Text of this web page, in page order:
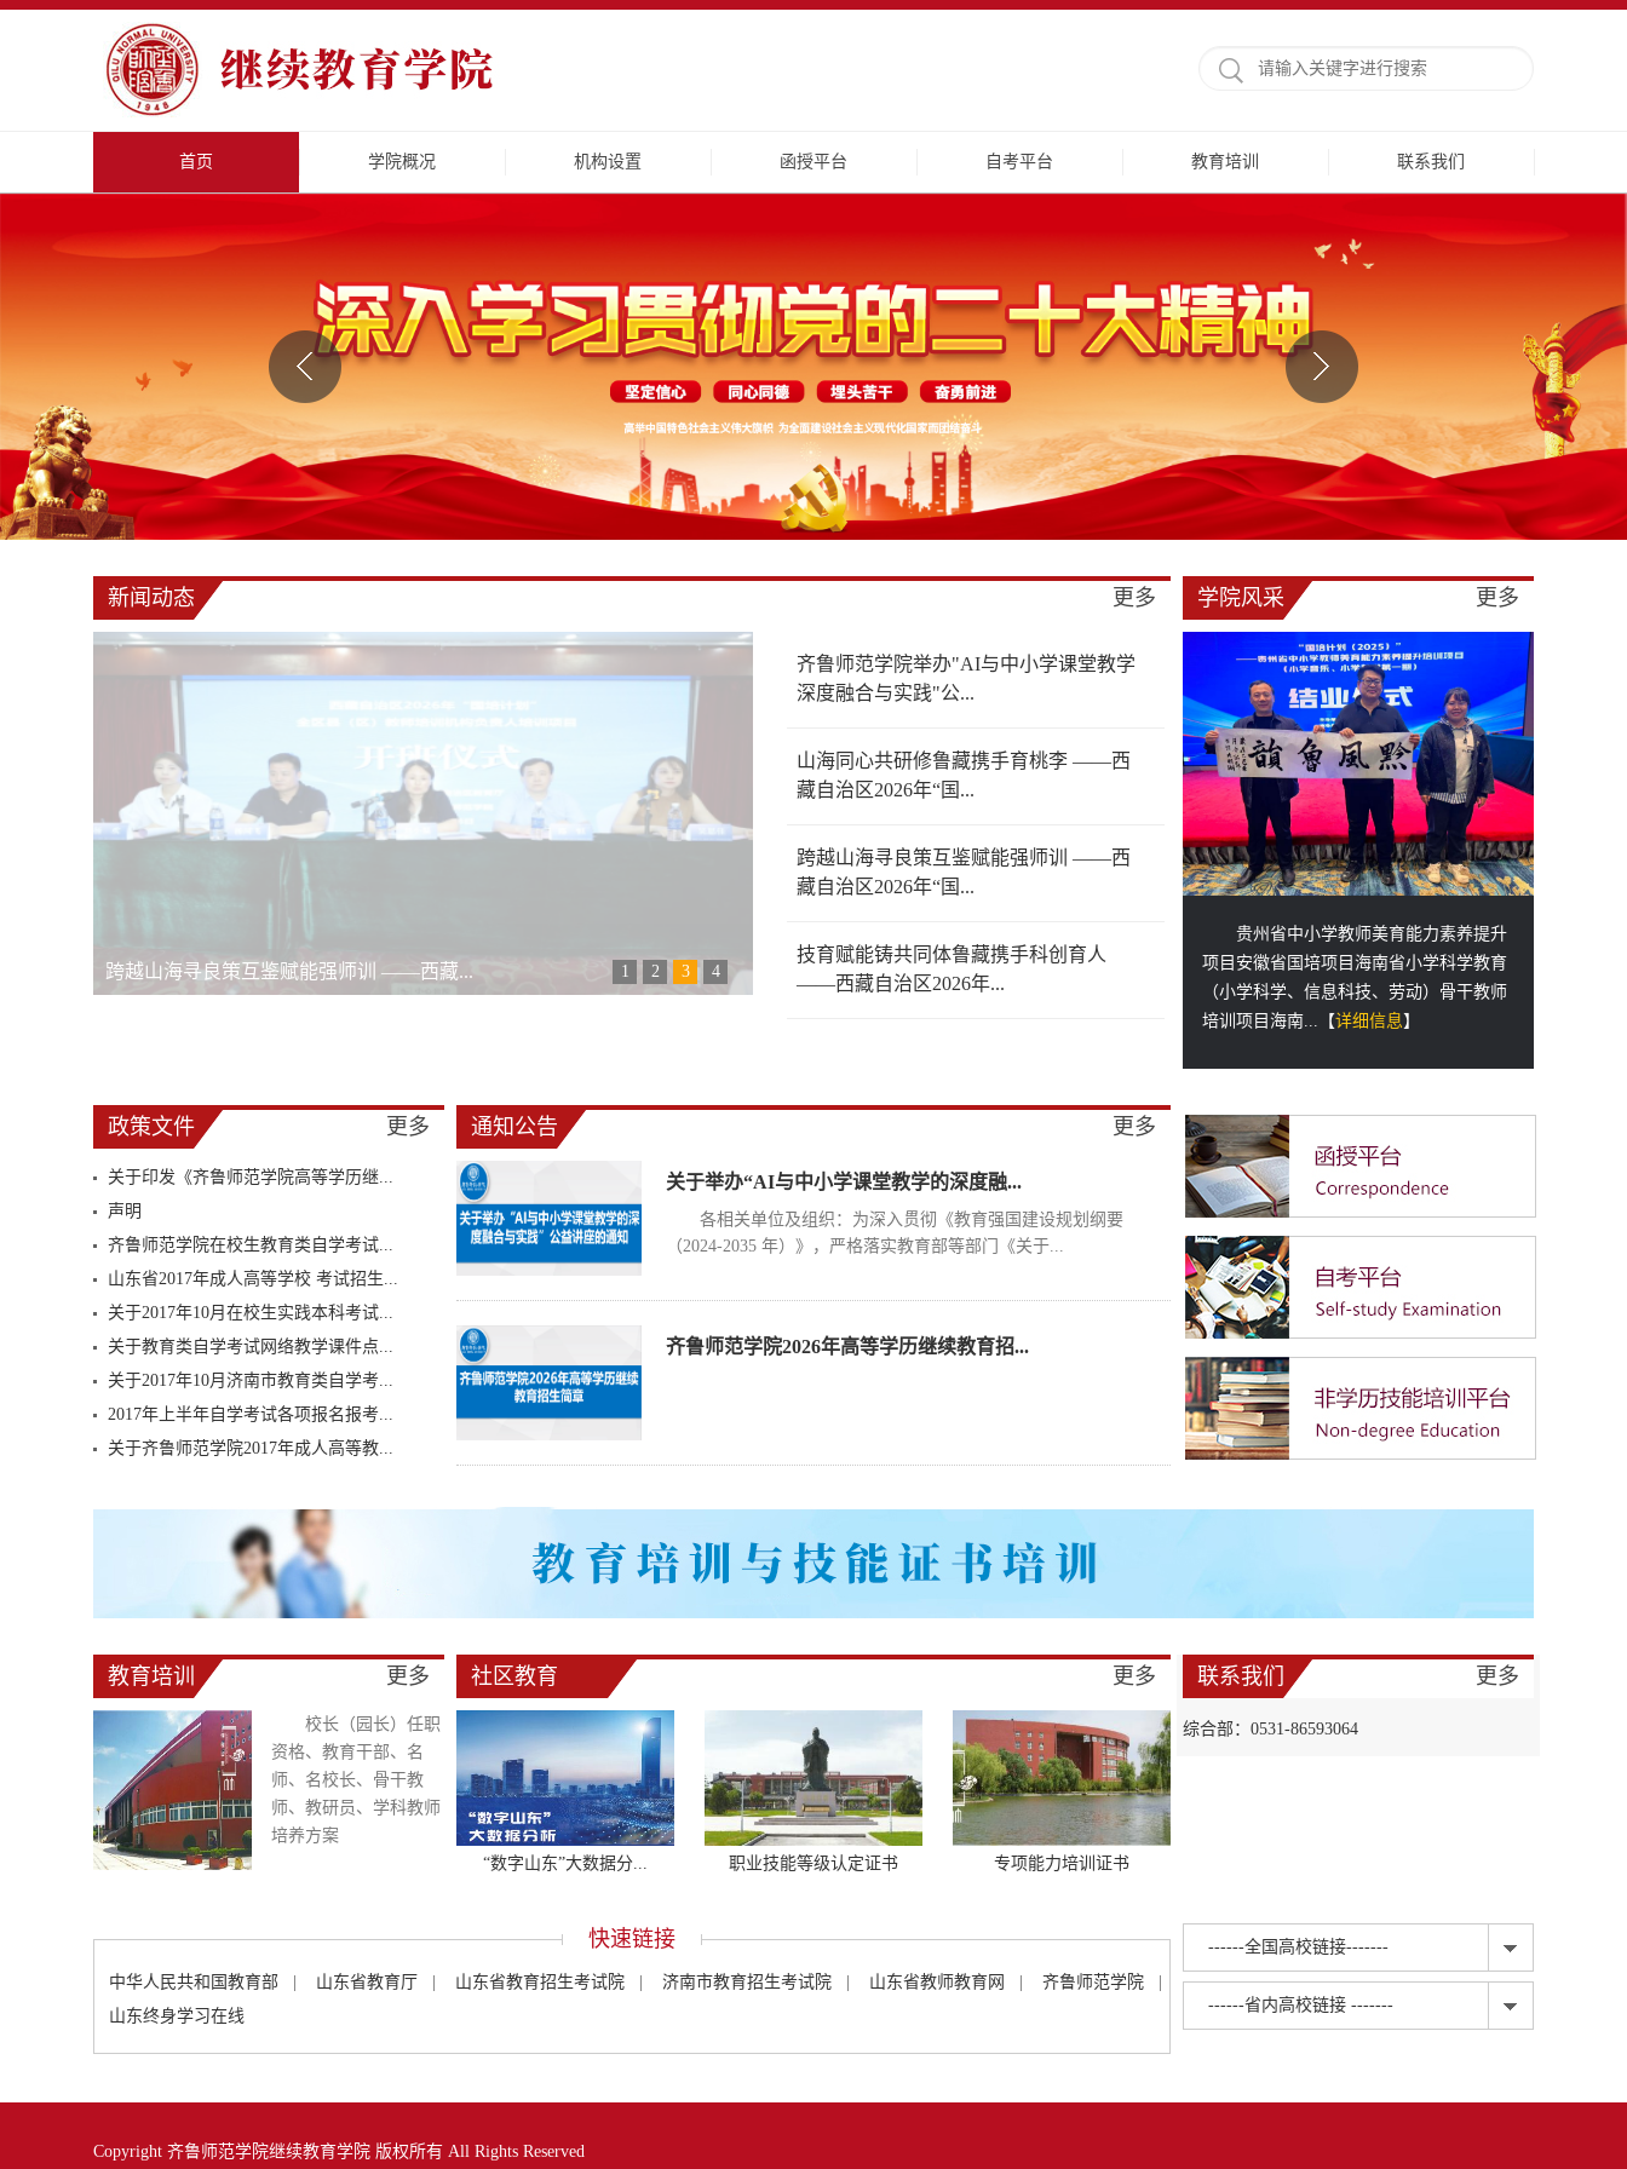
首页 学院概况 机构设置 函授平台 自考平台 教育培训 联系我们
新闻动态 更多
1 2 3 4
跨越山海寻良策互鉴赋能强师训 ——西藏...
齐鲁师范学院举办"AI与中小学课堂教学
深度融合与实践"公...
山海同心共研修鲁藏携手育桃李 ——西
藏自治区2026年“国...
跨越山海寻良策互鉴赋能强师训 ——西
藏自治区2026年“国...
技育赋能铸共同体鲁藏携手科创育人
——西藏自治区2026年...
学院风采 更多
贵州省中小学教师美育能力素养提升
项目安徽省国培项目海南省小学科学教育
（小学科学、信息科技、劳动）骨干教师
培训项目海南...【详细信息】
政策文件 更多
关于印发《齐鲁师范学院高等学历继...
声明
齐鲁师范学院在校生教育类自学考试...
山东省2017年成人高等学校 考试招生...
关于2017年10月在校生实践本科考试...
关于教育类自学考试网络教学课件点...
关于2017年10月济南市教育类自学考...
2017年上半年自学考试各项报名报考...
关于齐鲁师范学院2017年成人高等教...
通知公告 更多
关于举办“AI与中小学课堂教学的深度融...
各相关单位及组织：为深入贯彻《教育强国建设规划纲要
（2024-2035 年）》，严格落实教育部等部门《关于...
齐鲁师范学院2026年高等学历继续教育招...
教育培训 更多
校长（园长）任职
资格、教育干部、名
师、名校长、骨干教
师、教研员、学科教师
培养方案
社区教育 更多
“数字山东”大数据分... 职业技能等级认定证书 专项能力培训证书
联系我们 更多
综合部：0531-86593064
快速链接
中华人民共和国教育部 | 山东省教育厅 | 山东省教育招生考试院 | 济南市教育招生考试院 | 山东省教师教育网 | 齐鲁师范学院
|
山东终身学习在线
------全国高校链接-------
------省内高校链接 -------
Copyright 齐鲁师范学院继续教育学院 版权所有 All Rights Reserved